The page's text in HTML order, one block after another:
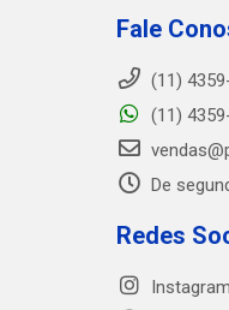
Fale
(11)
(11)
De
Redes
Instagram